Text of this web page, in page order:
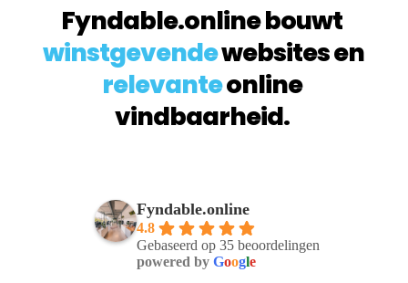
Fyndable.online bouwt
winstgevende
websites en
relevante online
vindbaarheid.
Fyndable.online
4.8
Gebaseerd op 35 beoordelingen
powered byGoogle